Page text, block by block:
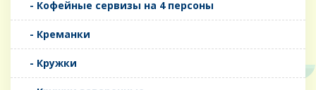
- Кофейные сервизы на 4 персоны
- Креманки
- Кружки